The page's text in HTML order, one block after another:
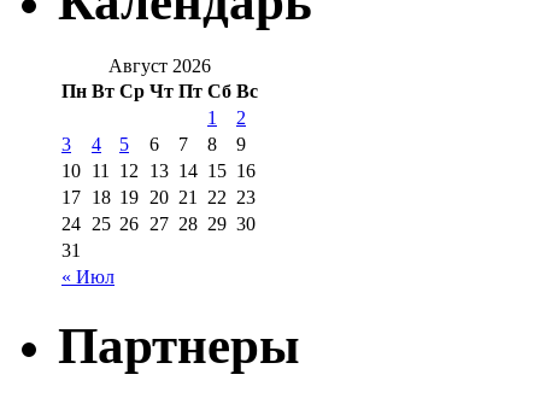
Август 2026
Пн Вт Ср Чт Пт Сб Вс
« Июл
1
2
3
4 5 6 7 8
9
10 11 12 13 14 15 16
17 18 19 20 21 22 23
24 25 26 27 28 29 30
31
Партнеры